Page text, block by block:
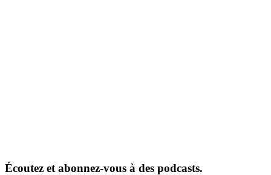
Écoutez et abonnez-vous à des podcasts.